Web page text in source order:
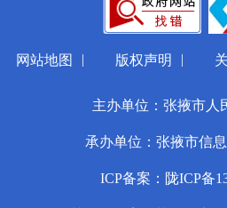
网站地图 | 版权声明 |
主办单位：张掖市人
承办单位：张掖市信
ICP备案：陇ICP备